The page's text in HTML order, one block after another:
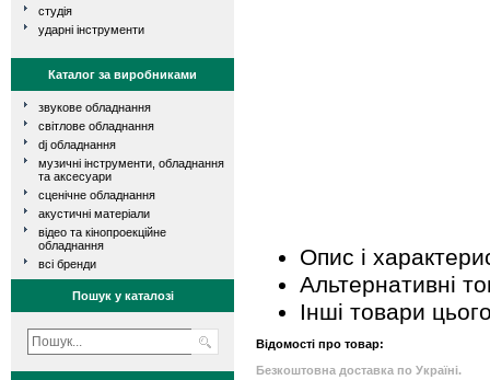
студія
ударні інструменти
Каталог за виробниками
звукове обладнання
світлове обладнання
dj обладнання
музичні інструменти, обладнання
та аксесуари
сценічне обладнання
акустичні матеріали
відео та кінопроекційне
обладнання
всі бренди
Пошук у каталозі
Опис і
Альтернативні
Інші товари
Відомості про товар:
Безкоштовна доставка по Україні.